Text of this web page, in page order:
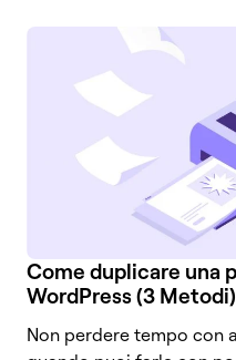
Come duplicare una
WordPress (3 Metodi)
Non perdere tempo con